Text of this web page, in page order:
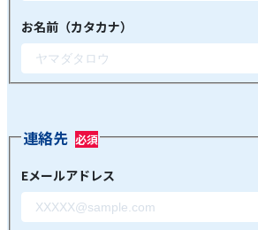
お名前（カタカナ）
連絡先
Eメールアドレス